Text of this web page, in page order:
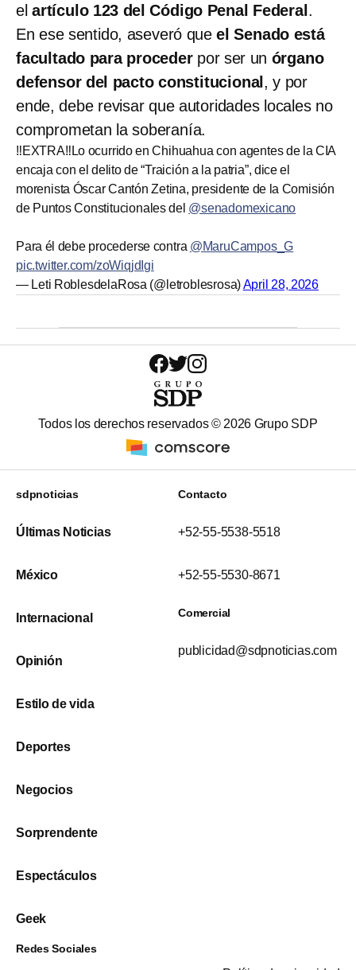
el artículo 123 del Código Penal Federal .
En ese sentido, aseveró queel Senado está
facultado para procederpor ser un órgano
defensor del pacto constitucional , y por
ende, debe revisar que autoridades locales no
comprometan la soberanía.
‼️EXTRA‼️Lo ocurrido en Chihuahua con agentes de la CIA
encaja con el delito de “Traición a la patria”, dice el
morenista Óscar Cantón Zetina, presidente de la Comisión
de Puntos Constitucionales del @senadomexicano
Para él debe procederse contra @MaruCampos_G
pic.twitter.com/zoWiqjdIgi
— Leti RoblesdelaRosa (@letroblesrosa)April 28, 2026
Todos los derechos reservados © 2026 Grupo SDP
sdpnoticias
Últimas Noticias
México
Internacional
Opinión
Estilo de vida
Deportes
Negocios
Sorprendente
Espectáculos
Geek
Contacto
+52-55-5538-5518
+52-55-5530-8671
Comercial
publicidad@sdpnoticias.com
Redes Sociales